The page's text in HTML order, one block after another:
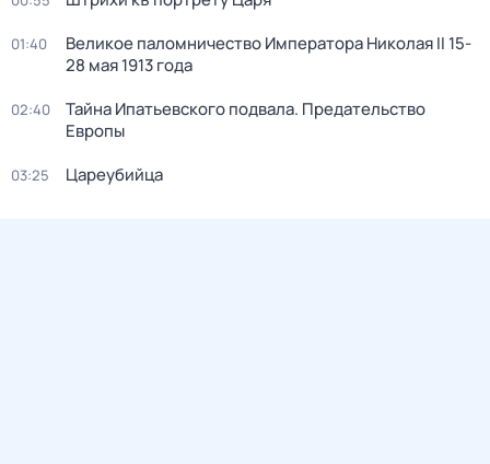
01:40
Великое паломничество Императора Николая II 15-
28 мая 1913 года
02:40
Тайна Ипатьевского подвала. Предательство
Европы
03:25 Цареубийца